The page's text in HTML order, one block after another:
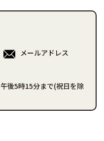
メールアドレス
後5時15分まで(祝日を除